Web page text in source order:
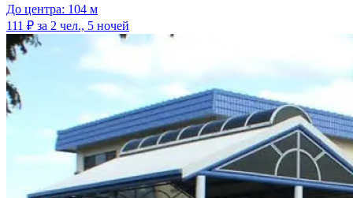
До центра: 104 м
111 ₽ за 2 чел., 5 ночей